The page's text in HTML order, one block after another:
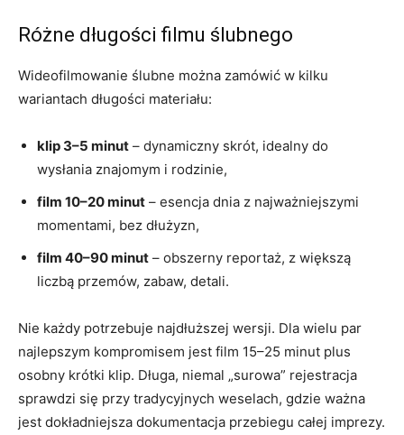
Różne długości filmu ślubnego
Wideofilmowanie ślubne można zamówić w kilku
wariantach długości materiału:
klip 3–5 minut – dynamiczny skrót, idealny do
wysłania znajomym i rodzinie,
film 10–20 minut – esencja dnia z najważniejszymi
momentami, bez dłużyzn,
film 40–90 minut – obszerny reportaż, z większą
liczbą przemów, zabaw, detali.
Nie każdy potrzebuje najdłuższej wersji. Dla wielu par
najlepszym kompromisem jest film 15–25 minut plus
osobny krótki klip. Długa, niemal „surowa” rejestracja
sprawdzi się przy tradycyjnych weselach, gdzie ważna
jest dokładniejsza dokumentacja przebiegu całej imprezy.